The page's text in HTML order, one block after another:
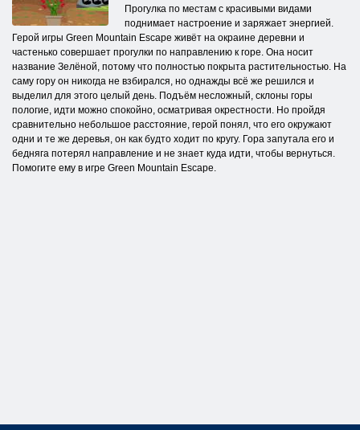
Прогулка по местам с красивыми видами
поднимает настроение и заряжает энергией.
Герой игры Green Mountain Escape живёт на окраине деревни и
частенько совершает прогулки по направлению к горе. Она носит
название Зелёной, потому что полностью покрыта растительностью. На
саму гору он никогда не взбирался, но однажды всё же решился и
выделил для этого целый день. Подъём несложный, склоны горы
пологие, идти можно спокойно, осматривая окрестности. Но пройдя
сравнительно небольшое расстояние, герой понял, что его окружают
одни и те же деревья, он как будто ходит по кругу. Гора запутала его и
бедняга потерял направление и не знает куда идти, чтобы вернуться.
Помогите ему в игре Green Mountain Escape.